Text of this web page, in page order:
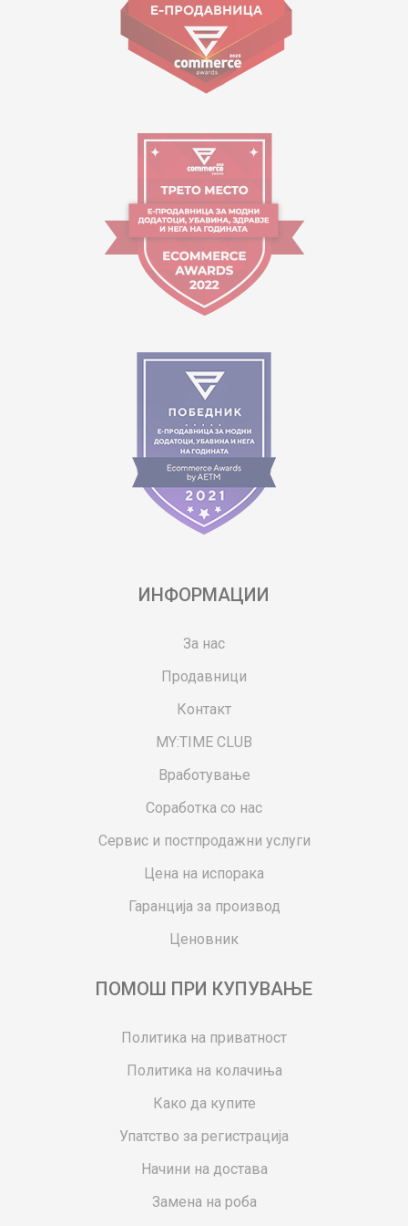
09:00 до 17:00
ИНФОРМАЦИИ
За нас
Продавници
Контакт
MY:TIME CLUB
Вработување
Соработка со нас
Сервис и постпродажни услуги
Цена на испорака
Гаранција за производ
Ценовник
ПОМОШ ПРИ КУПУВАЊЕ
Политика на приватност
Политика на колачиња
Како да купите
Упатство за регистрација
Начини на достава
Замена на роба